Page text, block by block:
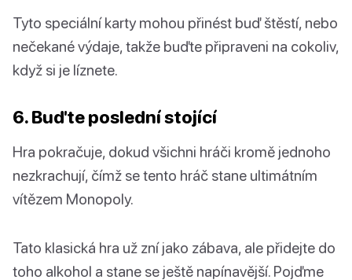
Tyto speciální karty mohou přinést buď štěstí, nebo
nečekané výdaje, takže buďte připraveni na cokoliv,
když si je líznete.
6. Buďte poslední stojící
Hra pokračuje, dokud všichni hráči kromě jednoho
nezkrachují, čímž se tento hráč stane ultimátním
vítězem Monopoly.
Tato klasická hra už zní jako zábava, ale přidejte do
toho alkohol a stane se ještě napínavější. Pojďme